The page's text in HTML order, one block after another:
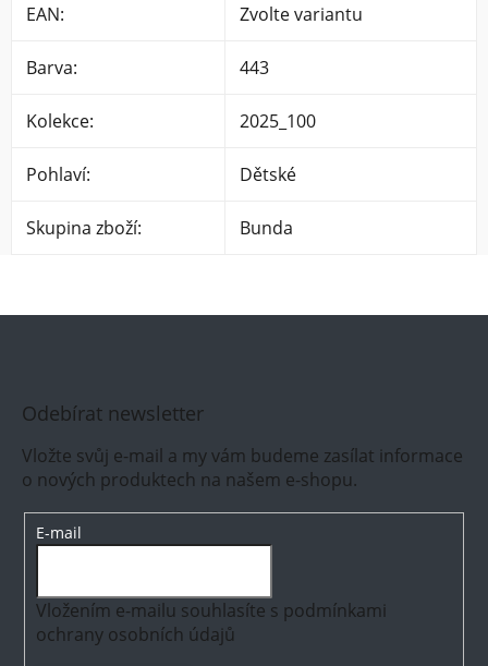
EAN: Zvolte variantu
Barva: 443
Kolekce: 2025_100
Pohlaví: Dětské
Skupina zboží: Bunda
Odebírat newsletter
Vložte svůj e-mail a my vám budeme zasílat informace
o nových produktech na našem e-shopu.
E-mail
Vložením e-mailu souhlasíte s podmínkami
ochrany osobních údajů